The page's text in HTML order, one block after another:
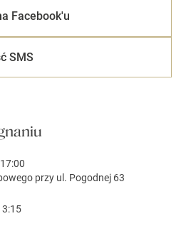
Facebook'u
SMS
przy ul. Pogodnej 63